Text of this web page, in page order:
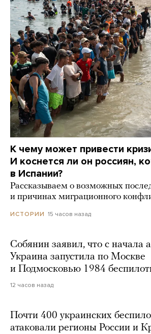
К чему может привести
И коснется ли он россиян,
в Испании?
Рассказываем о возможных
и причинах миграционного
ИСТОРИИ 15 часов назад
Собянин заявил, что с начала
Украина запустила по Москве
и Подмосковью 1984
12 часов назад
Почти 400 украинских
атаковали регионы России и